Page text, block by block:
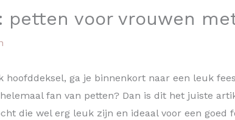
petten voor vrouwen
hoofddeksel, ga je binnenkort naar een leuk
fan van petten? Dan is dit het juiste
die wel erg leuk zijn en ideaal voor een goed